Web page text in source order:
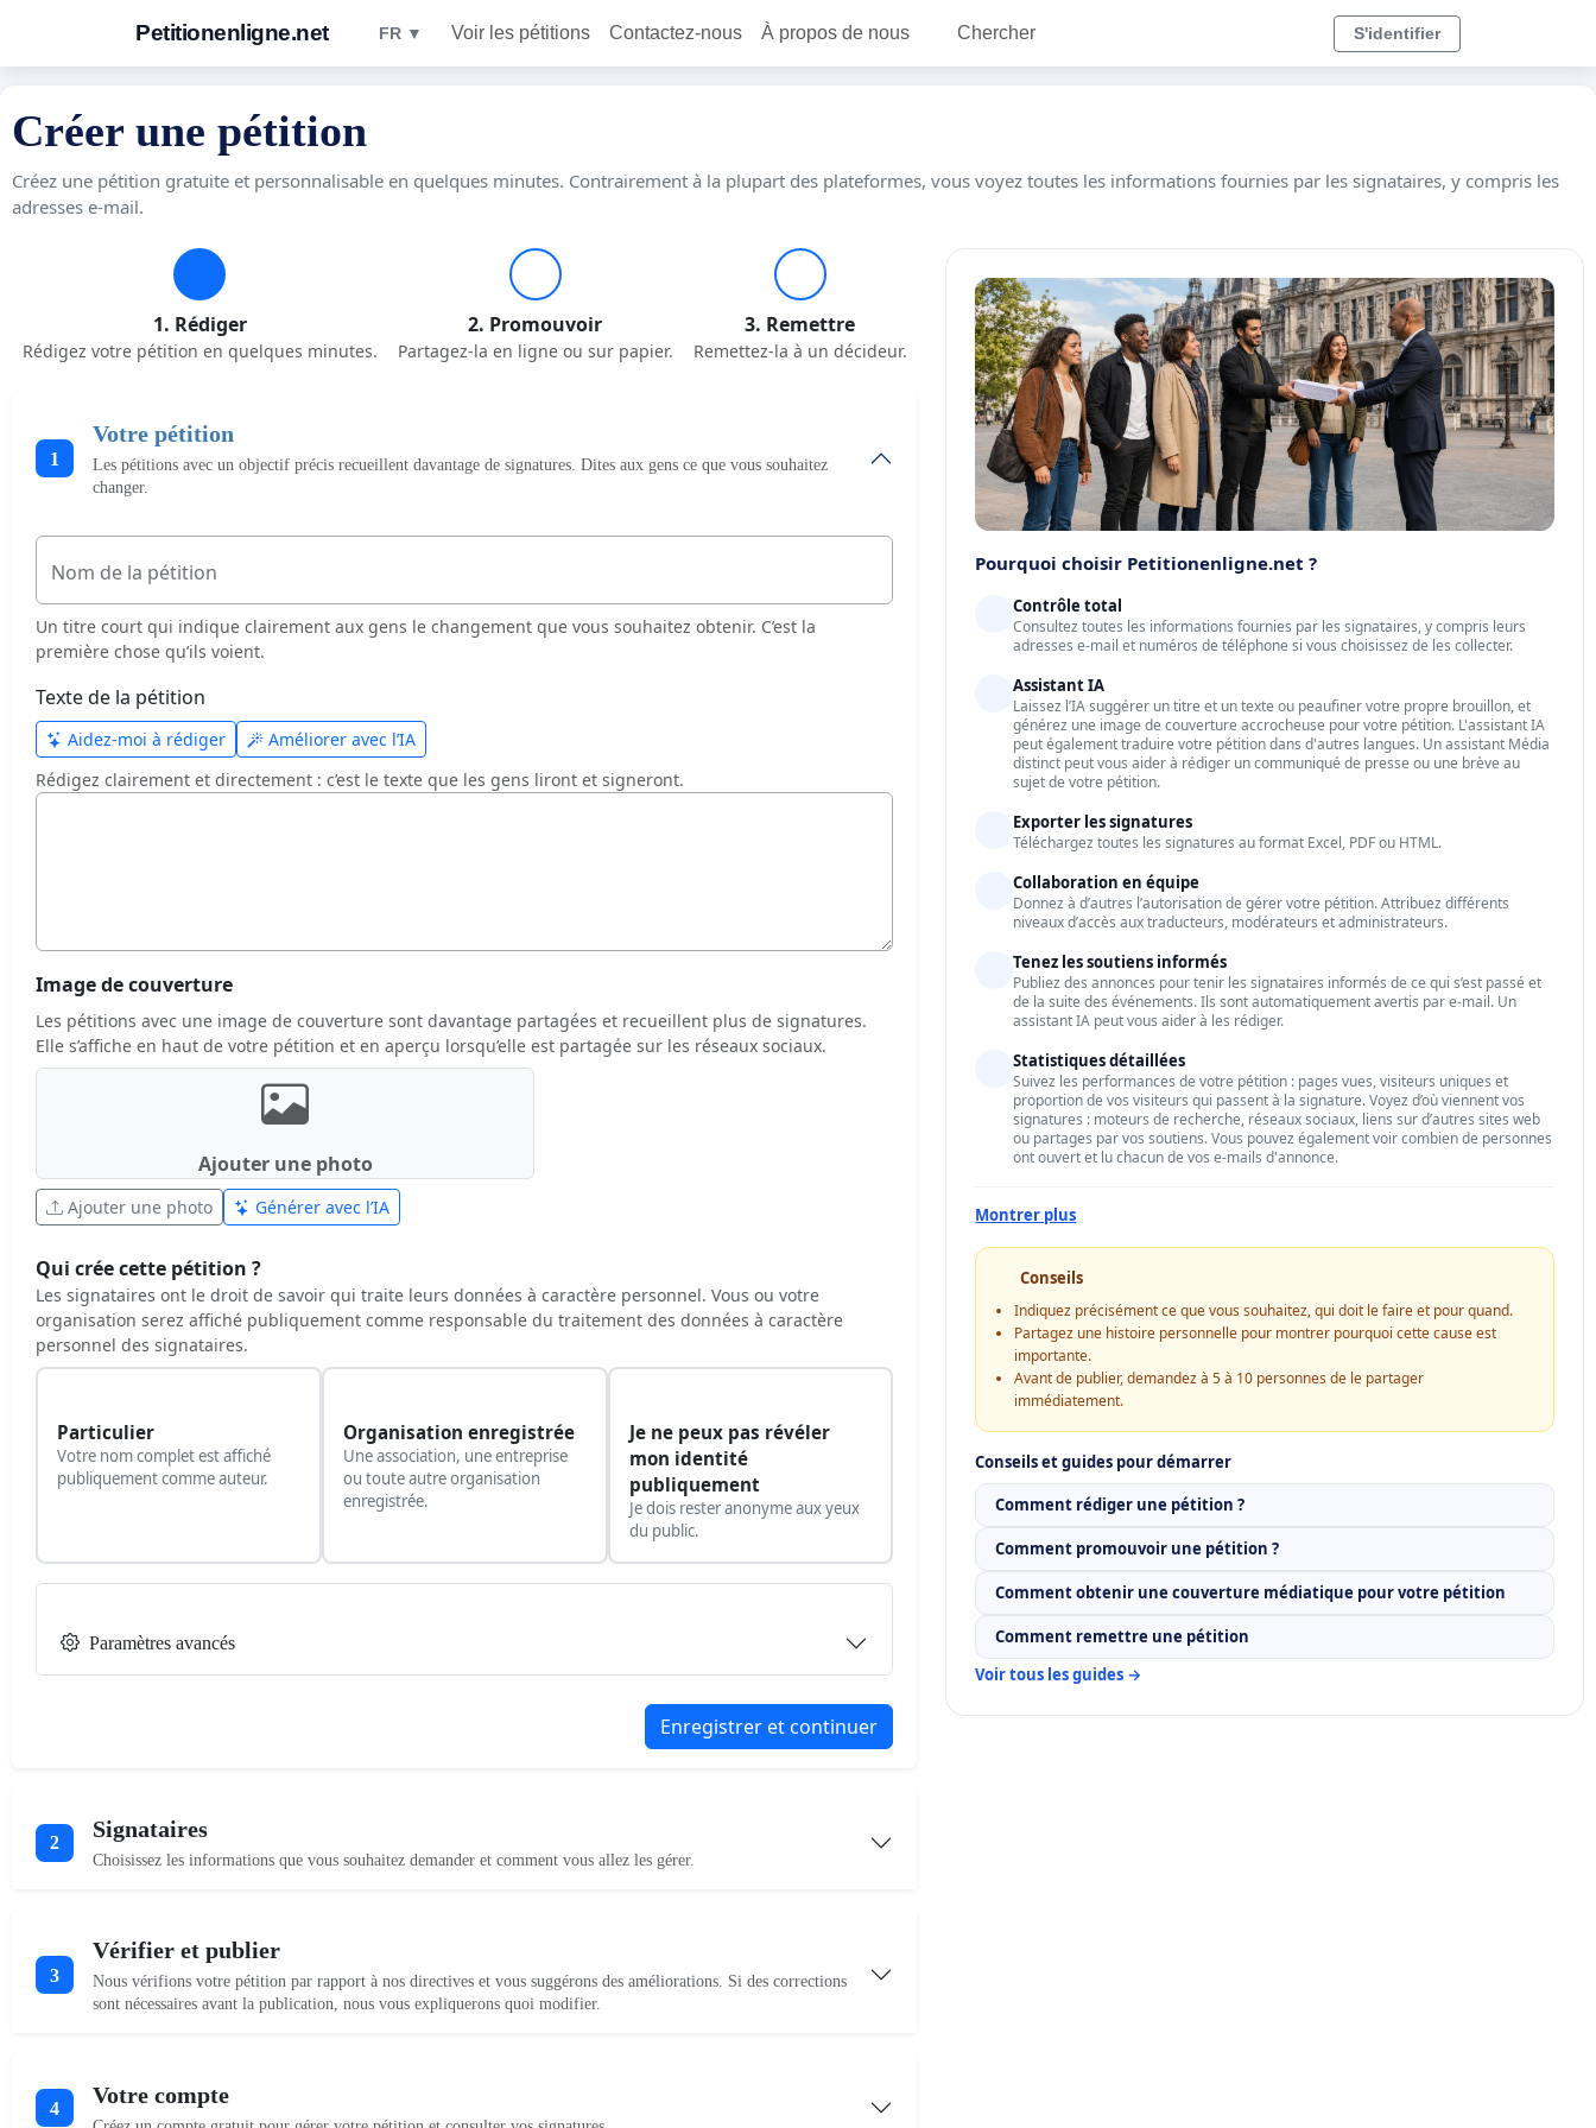
Petitionenligne.net FR ▼ Voir les pétitions Contactez-nous À propos de nous Chercher S'identifier
Créer une pétition
Créez une pétition gratuite et personnalisable en quelques minutes. Contrairement à la plupart des plateformes, vous voyez toutes les informations fournies par les signataires, y compris les
adresses e-mail.
1. Rédiger
Rédigez votre pétition en quelques minutes.
2. Promouvoir
Partagez-la en ligne ou sur papier.
3. Remettre
Remettez-la à un décideur.
1
Votre pétition
Les pétitions avec un objectif précis recueillent davantage de signatures. Dites aux gens ce que vous souhaitez
changer.
Nom de la pétition
Un titre court qui indique clairement aux gens le changement que vous souhaitez obtenir. C’est la
première chose qu’ils voient.
Texte de la pétition
Aidez-moi à rédiger
Améliorer avec l’IA
Rédigez clairement et directement : c’est le texte que les gens liront et signeront.
Image de couverture
Les pétitions avec une image de couverture sont davantage partagées et recueillent plus de signatures.
Elle s’affiche en haut de votre pétition et en aperçu lorsqu’elle est partagée sur les réseaux sociaux.
Ajouter une photo
Ajouter une photo Générer avec l’IA
Qui crée cette pétition ?
Les signataires ont le droit de savoir qui traite leurs données à caractère personnel. Vous ou votre
organisation serez affiché publiquement comme responsable du traitement des données à caractère
personnel des signataires.
Particulier
Votre nom complet est affiché
publiquement comme auteur.
Organisation enregistrée
Une association, une entreprise
ou toute autre organisation
enregistrée.
Je ne peux pas révéler
mon identité
publiquement
Je dois rester anonyme aux yeux
du public.
Paramètres avancés
Enregistrer et continuer
2
Signataires
Choisissez les informations que vous souhaitez demander et comment vous allez les gérer.
3
Vérifier et publier
Nous vérifions votre pétition par rapport à nos directives et vous suggérons des améliorations. Si des corrections
sont nécessaires avant la publication, nous vous expliquerons quoi modifier.
4
Votre compte
Pourquoi choisir Petitionenligne.net ?
Contrôle total
Consultez toutes les informations fournies par les signataires, y compris leurs
adresses e-mail et numéros de téléphone si vous choisissez de les collecter.
Assistant IA
Laissez l’IA suggérer un titre et un texte ou peaufiner votre propre brouillon, et
générez une image de couverture accrocheuse pour votre pétition. L'assistant IA
peut également traduire votre pétition dans d'autres langues. Un assistant Média
distinct peut vous aider à rédiger un communiqué de presse ou une brève au
sujet de votre pétition.
Exporter les signatures
Téléchargez toutes les signatures au format Excel, PDF ou HTML.
Collaboration en équipe
Donnez à d’autres l’autorisation de gérer votre pétition. Attribuez différents
niveaux d’accès aux traducteurs, modérateurs et administrateurs.
Tenez les soutiens informés
Publiez des annonces pour tenir les signataires informés de ce qui s’est passé et
de la suite des événements. Ils sont automatiquement avertis par e-mail. Un
assistant IA peut vous aider à les rédiger.
Statistiques détaillées
Suivez les performances de votre pétition : pages vues, visiteurs uniques et
proportion de vos visiteurs qui passent à la signature. Voyez d’où viennent vos
signatures : moteurs de recherche, réseaux sociaux, liens sur d’autres sites web
ou partages par vos soutiens. Vous pouvez également voir combien de personnes
ont ouvert et lu chacun de vos e-mails d'annonce.
Montrer plus
Conseils
Indiquez précisément ce que vous souhaitez, qui doit le faire et pour quand.
Partagez une histoire personnelle pour montrer pourquoi cette cause est
importante.
Avant de publier, demandez à 5 à 10 personnes de le partager
immédiatement.
Conseils et guides pour démarrer
Comment rédiger une pétition ?
Comment promouvoir une pétition ?
Comment obtenir une couverture médiatique pour votre pétition
Comment remettre une pétition
Voir tous les guides →